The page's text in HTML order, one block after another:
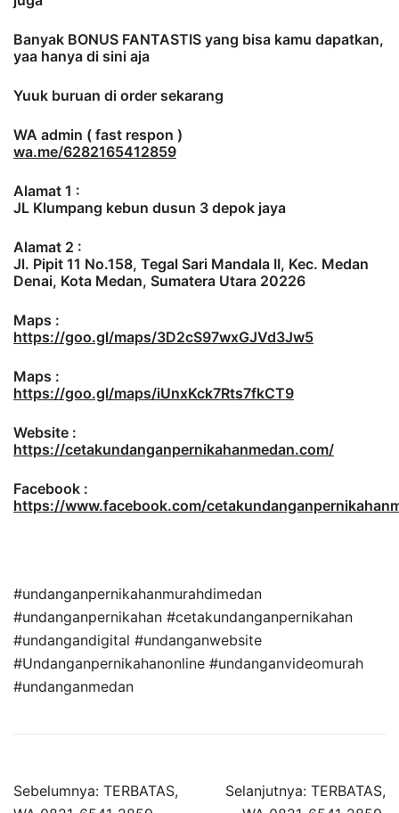
Banyak BONUS FANTASTIS yang bisa kamu dapatkan,
yaa hanya di sini aja
Yuuk buruan di order sekarang
WA admin ( fast respon )
wa.me/6282165412859
Alamat 1 :
JL Klumpang kebun dusun 3 depok jaya
Alamat 2 :
Jl. Pipit 11 No.158, Tegal Sari Mandala II, Kec. Medan
Denai, Kota Medan, Sumatera Utara 20226
Maps :
https://goo.gl/maps/3D2cS97wxGJVd3Jw5
Maps :
https://goo.gl/maps/iUnxKck7Rts7fkCT9
Website :
https://cetakundanganpernikahanmedan.com/
Facebook :
https://www.facebook.com/
#undanganpernikahanmurahdimedan
#undanganpernikahan #cetakundanganpernikahan
#undangandigital #undanganwebsite
#Undanganpernikahanonline #undanganvideomurah
#undanganmedan
Sebelumnya: TERBATAS,
Selanjutnya: TERBATAS,